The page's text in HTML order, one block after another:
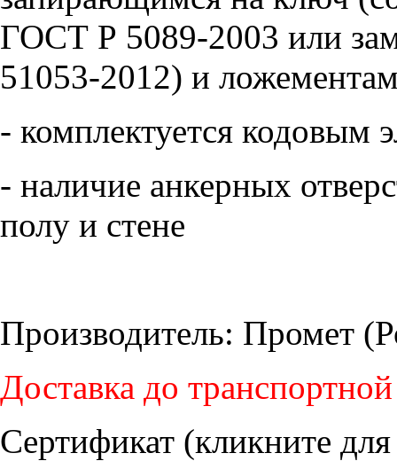
ГОСТ Р 5089-2003 или
51053-2012) и
- комплектуется кодовым
- наличие анкерных
полу и стене
Производитель: Промет
Доставка до
Сертификат (кликните